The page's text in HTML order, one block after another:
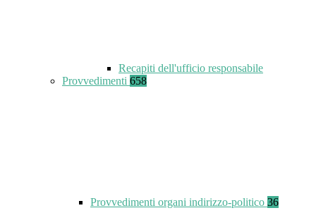
Recapiti dell'ufficio responsabile
Provvedimenti 658
Provvedimenti organi indirizzo-politico 36